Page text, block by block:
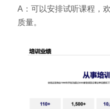
A：可以安排试听课程，
质量。